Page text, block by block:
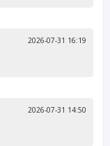
2026-07-31 16:19
2026-07-31 14:50